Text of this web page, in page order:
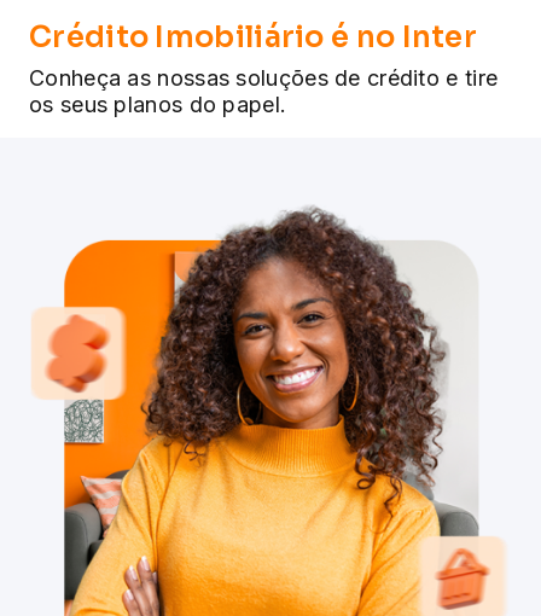
Crédito Imobiliário é no Inter
Conheça as nossas soluções de crédito e tire
os seus planos do papel.